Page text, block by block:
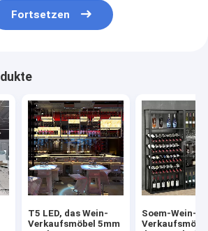
Fortsetzen
T5 LED, das Wein-
Verkaufsmöbel 5mm
Soem-Wein-